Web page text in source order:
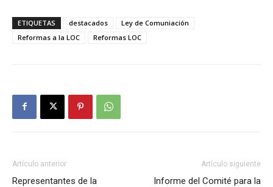
ETIQUETAS destacados
Ley de Comuniación
Reformas a la LOC
Reformas LOC
Artículo anterior
Representantes de la
Artículo siguiente
Informe del Comité para la